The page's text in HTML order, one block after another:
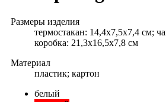
Размеры изделия
термостакан: 14,4x7,5x7,4 см;
коробка: 21,3х16,5х7,8 см
Материал
пластик; картон
белый